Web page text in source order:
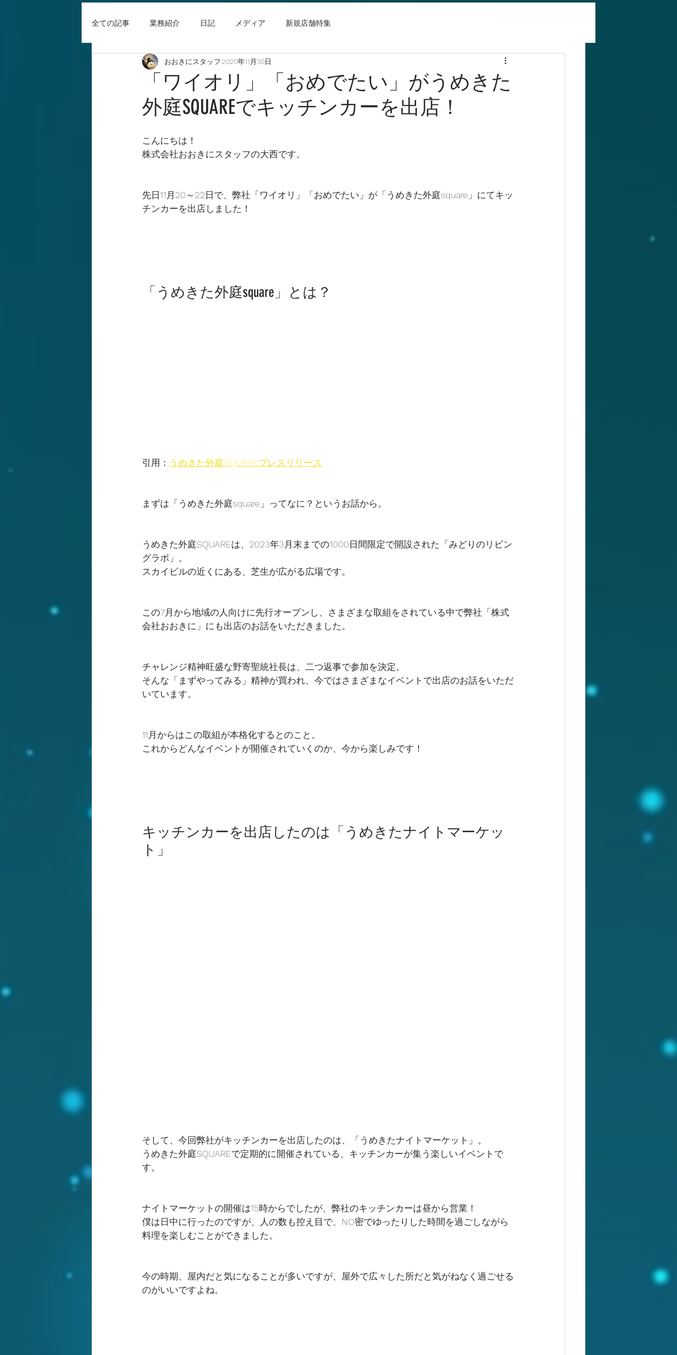
全ての記事 業務紹介 日記 メディア 新規店舗特集
「ワイオリ」「おめでたい」がうめきた
外庭SQUAREでキッチンカーを出店！
おおきにスタッフ2020年11月30日
こんにちは！
株式会社おおきにスタッフの大西です。
先日11月20～22日で、弊社「ワイオリ」「おめでたい」が「うめきた外庭square」にてキッ
チンカーを出店しました！
「うめきた外庭square」とは？
引用： うめきた外庭SQUAREプレスリリース
まずは「うめきた外庭square」ってなに？というお話から。
うめきた外庭SQUAREは、2023年3月末までの1000日間限定で開設された「みどりのリビン
グラボ」。
スカイビルの近くにある、芝生が広がる広場です。
この7月から地域の人向けに先行オープンし、さまざまな取組をされている中で弊社「株式
会社おおきに」にも出店のお話をいただきました。
チャレンジ精神旺盛な野寄聖統社長は、二つ返事で参加を決定。
そんな「まずやってみる」精神が買われ、今ではさまざまなイベントで出店のお話をいただ
いています。
11月からはこの取組が本格化するとのこと。
これからどんなイベントが開催されていくのか、今から楽しみです！
キッチンカーを出店したのは「うめきたナイトマーケッ
ト」
そして、今回弊社がキッチンカーを出店したのは、「うめきたナイトマーケット」。
うめきた外庭SQUAREで定期的に開催されている、キッチンカーが集う楽しいイベントで
す。
ナイトマーケットの開催は15時からでしたが、弊社のキッチンカーは昼から営業！
僕は日中に行ったのですが、人の数も控え目で、NO密でゆったりした時間を過ごしながら
料理を楽しむことができました。
今の時期、屋内だと気になることが多いですが、屋外で広々した所だと気がねなく過ごせる
のがいいですよね。